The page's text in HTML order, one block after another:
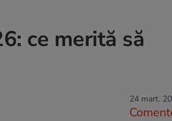
ce merită să
24 mart.